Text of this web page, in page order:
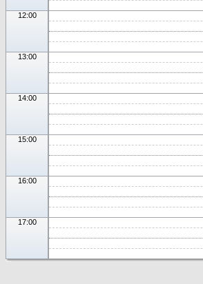
12:00
13:00
14:00
15:00
16:00
17:00